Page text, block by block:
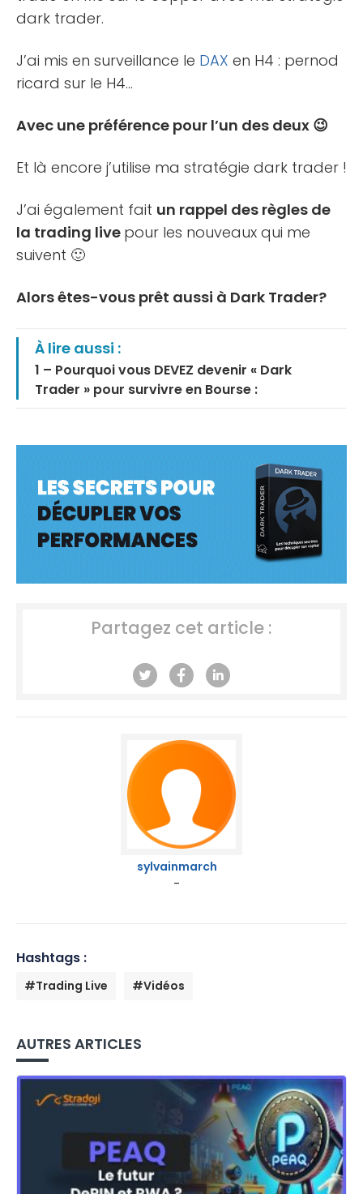
dark trader.
J’ai mis en surveillance le DAX en H4 : pernod
ricard sur le H4…
Avec une préférence pour l’un des deux 😉
Et là encore j’utilise ma stratégie dark trader !
J’ai également fait un rappel des règles de
la trading live pour les nouveaux qui me
suivent 🙂
Alors êtes-vous prêt aussi à Dark Trader?
À lire aussi :
1 – Pourquoi vous DEVEZ devenir « Dark
Trader » pour survivre en Bourse :
Partagez cet article :
sylvainmarch
-
Hashtags :
#Trading Live #Vidéos
AUTRES ARTICLES